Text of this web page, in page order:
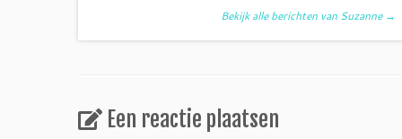
Bekijk alle berichten van Suzanne →
Een reactie plaatsen